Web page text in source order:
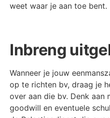
weet waar je aan toe bent.
Inbreng
Wanneer je jouw
op te richten bv, draag je
over aan die bv. Denk aan
goodwill en eventuele